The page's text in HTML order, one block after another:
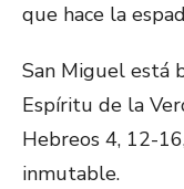
que hace la
San Miguel está
Espíritu de la
Hebreos 4, 12-
inmutable.